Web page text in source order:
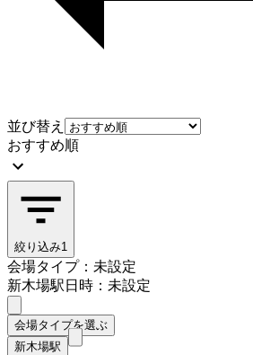
並び替え
おすすめ順
絞り込み1
会場タイプ：未設定
新木場駅日時：未設定
会場タイプを選ぶ
新木場駅